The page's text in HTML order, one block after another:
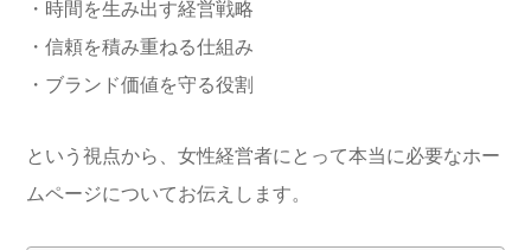
・時間を生み出す経営戦略
・信頼を積み重ねる仕組み
・ブランド価値を守る役割
という視点から、女性経営者にとって本当に必要なホー
ムページについてお伝えします。